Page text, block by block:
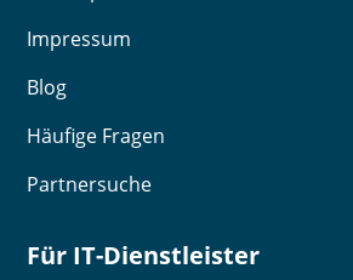
Impressum
Blog
Häufige Fragen
Partnersuche
Für IT-Dienstleister